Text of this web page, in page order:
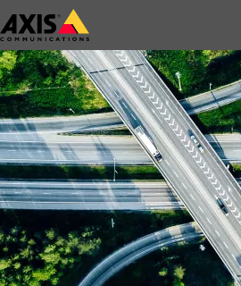
Zum
Hauptinhalt
springen